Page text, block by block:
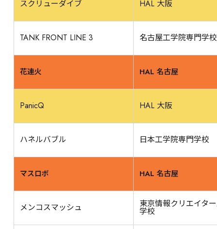
スクリューダイブ HAL 大阪
TANK FRONT LINE 3 名古屋工学院専門学校
花連火 HAL 名古屋
PanicQ HAL 大阪
ハネルバブル 日本工学院専門学校
マスロボ HAL 名古屋
メンコスマッシュ 東京情報クリエイタ
学校